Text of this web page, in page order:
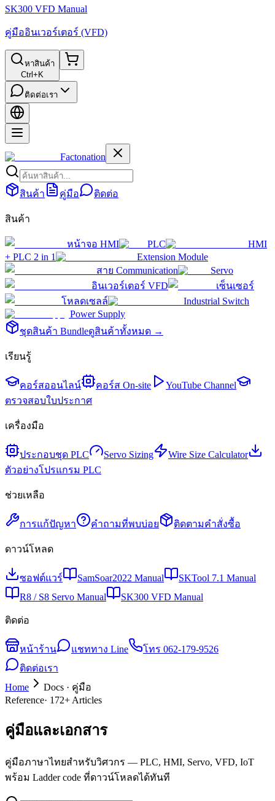
SK300 VFD Manual
คู่มืออินเวอร์เตอร์ (VFD)
หาสินค้า
Ctrl+K
ติดต่อเรา
Factonation
สินค้า คู่มือ ติดต่อ
สินค้า
หน้าจอ HMI PLC
HMI
+ PLC 2 in 1
Extension Module
สาย Communication
Servo
อินเวอร์เตอร์ VFD
เซ็นเซอร์
โหลดเซลล์
Industrial Switch
Power Supply
ชุดสินค้า Bundleดูสินค้าทั้งหมด →
เรียนรู้
คอร์สออนไลน์ คอร์ส On-site
YouTube Channel
ตรวจสอบใบประกาศ
เครื่องมือ
ประกอบชุด PLC Servo Sizing
Wire Size Calculator
ตัวอย่างโปรแกรม PLC
ช่วยเหลือ
การแก้ปัญหา คำถามที่พบบ่อย ติดตามคำสั่งซื้อ
ดาวน์โหลด
ซอฟต์แวร์ SamSoar2022 Manual
SKTool 7.1 Manual
R8 / S8 Servo Manual
SK300 VFD Manual
ติดต่อ
หน้าร้าน แชททาง Line โทร 062-179-9526
ติดต่อเรา
Home
Docs · คู่มือ
Reference· 172+ Articles
คู่มือและเอกสาร
คู่มือภาษาไทยสำหรับวิศวกร — PLC, HMI, Servo, VFD, IoT
พร้อม Ladder code ที่ดาวน์โหลดได้ทันที